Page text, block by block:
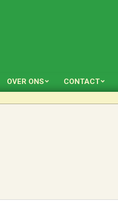
OVER ONS CONTACT